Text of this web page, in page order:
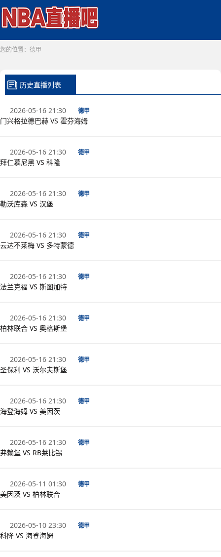
您的位置： 德甲
历史直播列表
2026-05-16 21:30 德甲
门兴格拉德巴赫 VS 霍芬海姆
2026-05-16 21:30 德甲
拜仁慕尼黑 VS 科隆
2026-05-16 21:30 德甲
勒沃库森 VS 汉堡
2026-05-16 21:30 德甲
云达不莱梅 VS 多特蒙德
2026-05-16 21:30 德甲
法兰克福 VS 斯图加特
2026-05-16 21:30 德甲
柏林联合 VS 奥格斯堡
2026-05-16 21:30 德甲
圣保利 VS 沃尔夫斯堡
2026-05-16 21:30 德甲
海登海姆 VS 美因茨
2026-05-16 21:30 德甲
弗赖堡 VS RB莱比锡
2026-05-11 01:30 德甲
美因茨 VS 柏林联合
2026-05-10 23:30 德甲
科隆 VS 海登海姆